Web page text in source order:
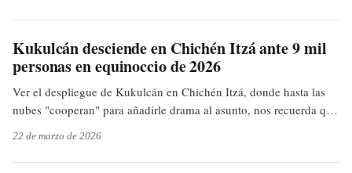
volvemos a la casilla de salida, como si la playa no conociera la
arena. ¿Será que algún día encontraremos el equilibrio perfecto o
seguiremos sumando cuartos al mar?
Kukulcán desciende en Chichén Itzá ante 9 mil
personas en equinoccio de 2026
Ver el despliegue de Kukulcán en Chichén Itzá, donde hasta las
nubes "cooperan" para añadirle drama al asunto, nos recuerda que
pirámide de El Castillo, la sombra le cae perfecta. Y uno,
22 de marzo de 2026